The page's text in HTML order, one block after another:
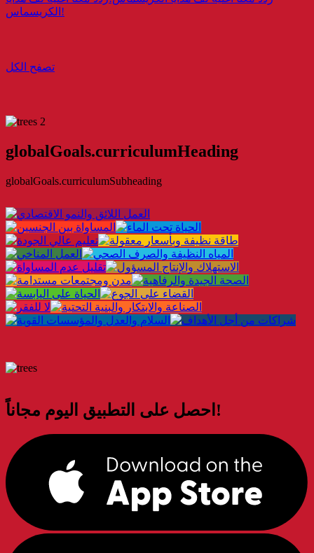
الكريسماس!
تصفح الكل
globalGoals.curriculumHeading
globalGoals.curriculumSubheading
احصل على التطبيق اليوم مجاناً!